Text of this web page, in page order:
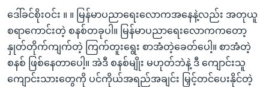
ဒေါ်ခင်စိုးဝင်း ။ ။ မြန်မာပညာရေးလောကအနေနဲ့လည်း အတုယူ
စရာကောင်းတဲ့ စနစ်တခုပါ။ မြန်မာပညာရေးလောကကတော့
နှုတ်တိုက်ကျက်တဲ့ ကြက်တူးရွေး စာအံတဲ့ခေတ်ပေါ့။ စာအံတဲ့
စနစ် ဖြစ်နေတာပေါ့။ အဲဒီ စနစ်မျိုး မဟုတ်ဘဲနဲ့ ဒီ ကျောင်းသူ
ကျောင်းသားတွေကို ပင်ကိုယ်အရည်အချင်း မြှင့်တင်ပေးနိုင်တဲ့